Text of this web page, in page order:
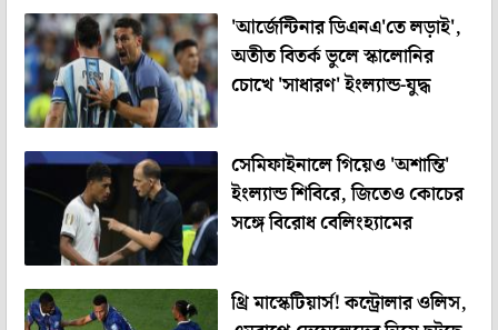
'আর্জেন্টিনার ডিএনএ'তে লড়াই',
অতীত বিতর্ক ভুলে স্কালোনির
চোখে 'সাধারণ' ইংল্যান্ড-যুদ্ধ
সেমিফাইনালে গিয়েও 'অশান্তি'
ইংল্যান্ড শিবিরে, জিতেও কোচের
সঙ্গে বিরোধ বেলিংহ্যামের
থ্রি মাস্কেটিয়ার্স! কন্ট্রোলার ওলিস,